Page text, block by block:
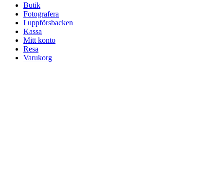
Butik
Fotografera
I uppförsbacken
Kassa
Mitt konto
Resa
Varukorg